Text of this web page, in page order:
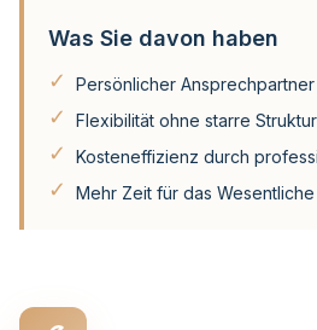
Was Sie davon haben
✓
Persönlicher Ansprechpartner
✓ Flexibilität ohne starre
✓ Kosteneffizienz durch
✓ Mehr Zeit für das Wesentliche